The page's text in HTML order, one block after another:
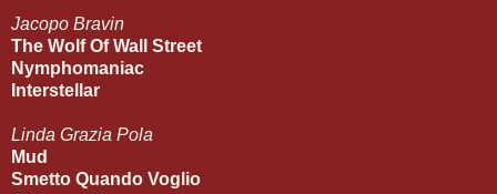
Jacopo Bravin
The Wolf Of Wall Street
Nymphomaniac
Interstellar
Linda Grazia Pola
Mud
Smetto Quando Voglio